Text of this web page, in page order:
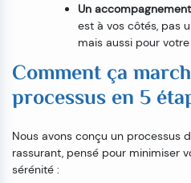
Un
est à vos côtés, pas
mais aussi pour
Comment ça
processus en 5
Nous avons conçu un processus
rassurant, pensé pour minimiser
sérénité :